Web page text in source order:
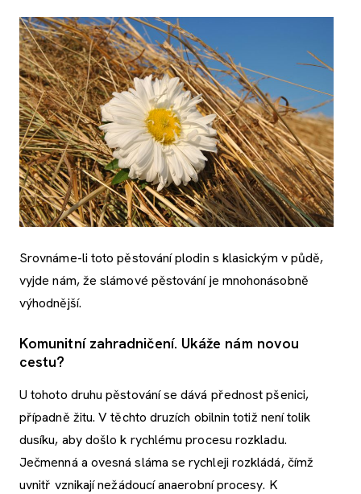
Srovnáme-li toto pěstování plodin s klasickým v půdě,
vyjde nám, že slámové pěstování je mnohonásobně
výhodnější.
Komunitní zahradničení. Ukáže nám novou
cestu?
U tohoto druhu pěstování se dává přednost pšenici,
případně žitu. V těchto druzích obilnin totiž není tolik
dusíku, aby došlo k rychlému procesu rozkladu.
Ječmenná a ovesná sláma se rychleji rozkládá, čímž
uvnitř vznikají nežádoucí anaerobní procesy. K